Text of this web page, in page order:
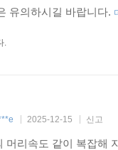
들리기를 바라며 썼다
럼 리드미컬하다. 짧
하게 된다.
여러 계절이 걸리는 일
유의하시길 바랍니다.
.
2025-12-15 신고
머리속도 같이 복잡해